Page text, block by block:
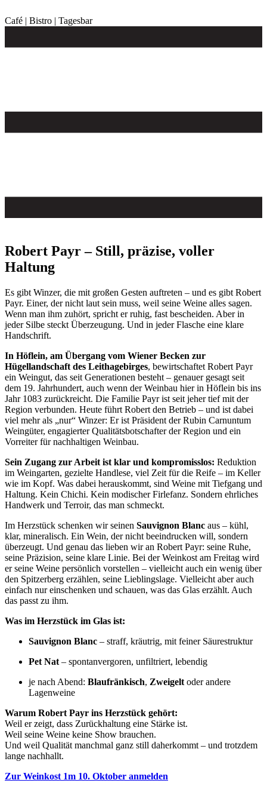
Inhalt
Café | Bistro | Tagesbar
Robert Payr – Still, präzise, voller
Haltung
Es gibt Winzer, die mit großen Gesten auftreten – und es gibt Robert
Payr. Einer, der nicht laut sein muss, weil seine Weine alles sagen.
Wenn man ihm zuhört, spricht er ruhig, fast bescheiden. Aber in
jeder Silbe steckt Überzeugung. Und in jeder Flasche eine klare
Handschrift.
In Höflein, am Übergang vom Wiener Becken zur
Hügellandschaft des Leithagebirges, bewirtschaftet Robert Payr
ein Weingut, das seit Generationen besteht – genauer gesagt seit
dem 19. Jahrhundert, auch wenn der Weinbau hier in Höflein bis ins
Jahr 1083 zurückreicht. Die Familie Payr ist seit jeher tief mit der
Region verbunden. Heute führt Robert den Betrieb – und ist dabei
viel mehr als „nur“ Winzer: Er ist Präsident der Rubin Carnuntum
Weingüter, engagierter Qualitätsbotschafter der Region und ein
Vorreiter für nachhaltigen Weinbau.
Sein Zugang zur Arbeit ist klar und kompromisslos: Reduktion
im Weingarten, gezielte Handlese, viel Zeit für die Reife – im Keller
wie im Kopf. Was dabei herauskommt, sind Weine mit Tiefgang und
Haltung. Kein Chichi. Kein modischer Firlefanz. Sondern ehrliches
Handwerk und Terroir, das man schmeckt.
Im Herzstück schenken wir seinen Sauvignon Blanc aus – kühl,
klar, mineralisch. Ein Wein, der nicht beeindrucken will, sondern
überzeugt. Und genau das lieben wir an Robert Payr: seine Ruhe,
seine Präzision, seine klare Linie. Bei der Weinkost am Freitag wird
er seine Weine persönlich vorstellen – vielleicht auch ein wenig über
den Spitzerberg erzählen, seine Lieblingslage. Vielleicht aber auch
einfach nur einschenken und schauen, was das Glas erzählt. Auch
das passt zu ihm.
Was im Herzstück im Glas ist:
Sauvignon Blanc – straff, kräutrig, mit feiner Säurestruktur
Pet Nat – spontanvergoren, unfiltriert, lebendig
je nach Abend: Blaufränkisch, Zweigelt oder andere
Lagenweine
Warum Robert Payr ins Herzstück gehört:
Weil er zeigt, dass Zurückhaltung eine Stärke ist.
Weil seine Weine keine Show brauchen.
Und weil Qualität manchmal ganz still daherkommt – und trotzdem
lange nachhallt.
Zur Weinkost 1m 10. Oktober anmelden